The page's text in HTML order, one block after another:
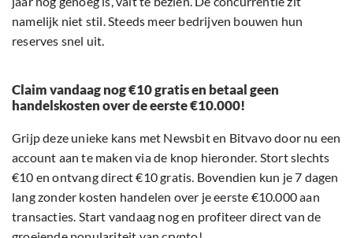
namelijk niet stil. Steeds meer bedrijven bouwen hun
reserves snel uit.
Claim vandaag nog €10 gratis en betaal geen
handelskosten over de eerste €10.000!
Grijp deze unieke kans met Newsbit en Bitvavo door nu een
account aan te maken via de knop hieronder. Stort slechts
€10 en ontvang direct €10 gratis. Bovendien kun je 7 dagen
lang zonder kosten handelen over je eerste €10.000 aan
transacties. Start vandaag nog en profiteer direct van de